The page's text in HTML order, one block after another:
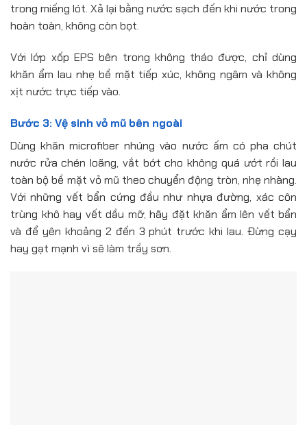
trong miếng lót. Xả lại bằng nước sạch đến khi nước trong
hoàn toàn, không còn bọt.
Với lớp xốp EPS bên trong không tháo được, chỉ dùng
khăn ẩm lau nhẹ bề mặt tiếp xúc, không ngâm và không
xịt nước trực tiếp vào.
Bước 3: Vệ sinh vỏ mũ bên ngoài
Dùng khăn microfiber nhúng vào nước ấm có pha chút
nước rửa chén loãng, vắt bớt cho không quá ướt rồi lau
toàn bộ bề mặt vỏ mũ theo chuyển động tròn, nhẹ nhàng.
Với những vết bẩn cứng đầu như nhựa đường, xác côn
trùng khô hay vết dầu mỡ, hãy đặt khăn ẩm lên vết bẩn
và để yên khoảng 2 đến 3 phút trước khi lau. Đừng cạy
hay gạt mạnh vì sẽ làm trầy sơn.